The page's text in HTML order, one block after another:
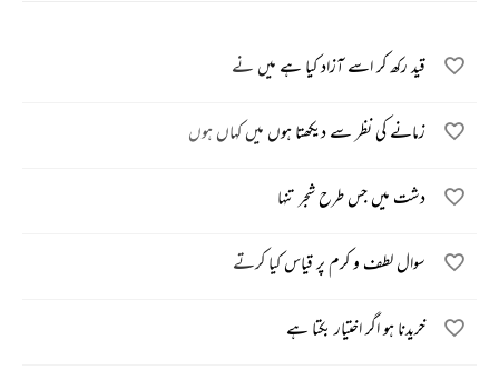
قید رکھ کر اسے آزاد کیا ہے میں نے
زمانے کی نظر سے دیکھتا ہوں میں کہاں ہوں
دشت میں جس طرح شجر تنہا
سوال لطف و کرم پر قیاس کیا کرتے
خریدنا ہو اگر اختیار بکتا ہے